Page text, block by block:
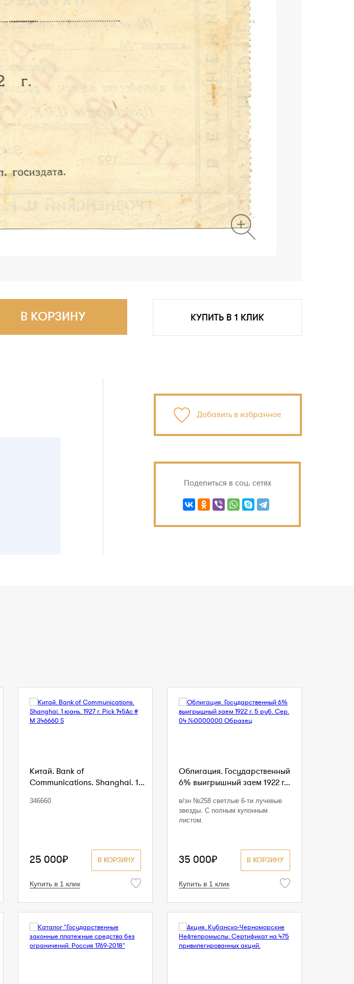
КУПИТЬ В 1 КЛИК
В КОРЗИНУ
Добавить в избранное
Поделиться в соц. сетях
Китай. Bank of
Communications. Shanghai. 1...
346660
В КОРЗИНУ
25 000₽
Купить в 1 клик
Облигация. Государственный
6% выигрышный заем 1922 г...
в/зн №258 светлые 6-ти лучевые
звезды. С полным купонным
листом.
В КОРЗИНУ
35 000₽
Купить в 1 клик